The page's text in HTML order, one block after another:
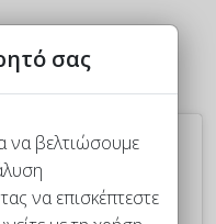
σας
να βελτιώσουμε
να επισκέπτεστε